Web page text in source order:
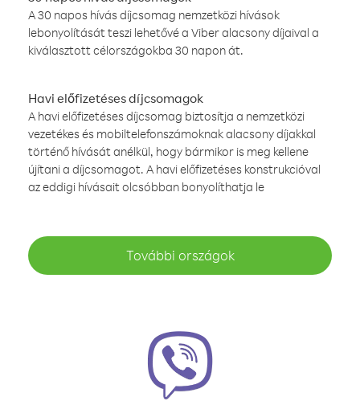
A 30 napos hívás díjcsomag nemzetközi hívások
lebonyolítását teszi lehetővé a Viber alacsony díjaival a
kiválasztott célországokba 30 napon át.
Havi előfizetéses díjcsomagok
A havi előfizetéses díjcsomag biztosítja a nemzetközi
vezetékes és mobiltelefonszámoknak alacsony díjakkal
történő hívását anélkül, hogy bármikor is meg kellene
újítani a díjcsomagot. A havi előfizetéses konstrukcióval
az eddigi hívásait olcsóbban bonyolíthatja le
További országok